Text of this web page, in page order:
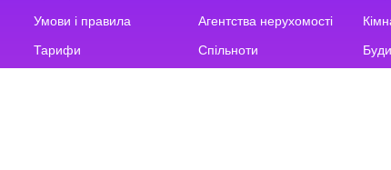
Умови і правила
Тарифи
Агентства нерухомості
Спільноти